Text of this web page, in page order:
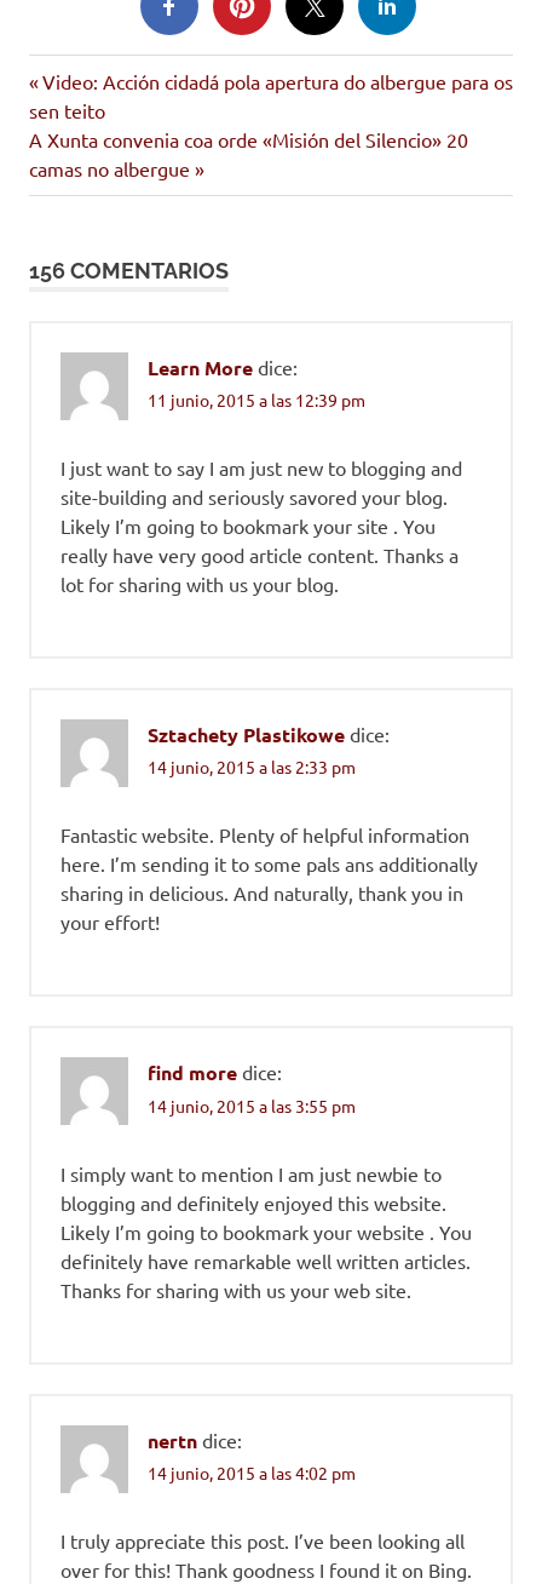
Navegación
de
entradas
Entrada
anterior:
Video: Acción cidadá pola apertura do albergue para os
sen teito
Siguiente
entrada:
A Xunta convenia coa orde «Misión del Silencio» 20
camas no albergue
156 COMENTARIOS
Learn More dice:
11 junio, 2015 a las 12:39 pm
I just want to say I am just new to blogging and
site-building and seriously savored your blog.
Likely I’m going to bookmark your site . You
really have very good article content. Thanks a
lot for sharing with us your blog.
Sztachety Plastikowe dice:
14 junio, 2015 a las 2:33 pm
Fantastic website. Plenty of helpful information
here. I’m sending it to some pals ans additionally
sharing in delicious. And naturally, thank you in
your effort!
find more dice:
14 junio, 2015 a las 3:55 pm
I simply want to mention I am just newbie to
blogging and definitely enjoyed this website.
Likely I’m going to bookmark your website . You
definitely have remarkable well written articles.
Thanks for sharing with us your web site.
nertn dice:
14 junio, 2015 a las 4:02 pm
I truly appreciate this post. I’ve been looking all
over for this! Thank goodness I found it on Bing.